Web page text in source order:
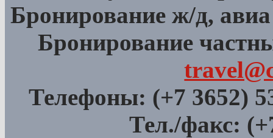
Бронирование ж/д,
Бронирование
Телефоны: (+7 3652)
Тел./факс: